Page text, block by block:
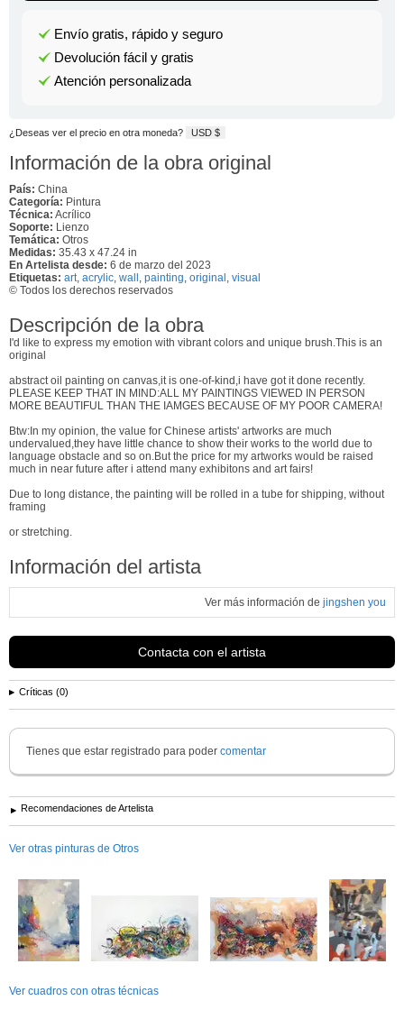
Envío gratis, rápido y seguro
Devolución fácil y gratis
Atención personalizada
¿Deseas ver el precio en otra moneda? USD $
Información de la obra original
País: China
Categoría: Pintura
Técnica: Acrílico
Soporte: Lienzo
Temática: Otros
Medidas: 35.43 x 47.24 in
En Artelista desde: 6 de marzo del 2023
Etiquetas: art, acrylic, wall , painting, original , visual
© Todos los derechos reservados
Descripción de la obra
I'd like to express my emotion with vibrant colors and unique brush.This is an
original
abstract oil painting on canvas,it is one-of-kind,i have got it done recently.
PLEASE KEEP THAT IN MIND:ALL MY PAINTINGS VIEWED IN PERSON
MORE BEAUTIFUL THAN THE IAMGES BECAUSE OF MY POOR CAMERA!
Btw:In my opinion, the value for Chinese artists' artworks are much
undervalued,they have little chance to show their works to the world due to
language obstacle and so on.But the price for my artworks would be raised
much in near future after i attend many exhibitons and art fairs!
Due to long distance, the painting will be rolled in a tube for shipping, without
framing
or stretching.
Información del artista
Ver más información de jingshen you
Contacta con el artista
Críticas (0)
Tienes que estar registrado para poder comentar
Recomendaciones de Artelista
Ver otras pinturas de Otros
Ver cuadros con otras técnicas